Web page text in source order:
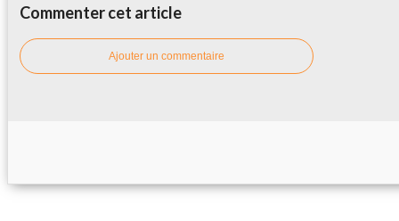
Commenter cet article
Ajouter un commentaire